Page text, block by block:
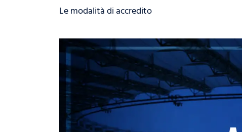
Le modalità di accredito